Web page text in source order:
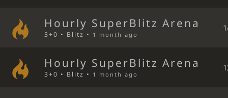
Hourly SuperBlitz Arena
3+0 • Blitz • 1 month ago
Hourly SuperBlitz Arena
3+0 • Blitz • 1 month ago